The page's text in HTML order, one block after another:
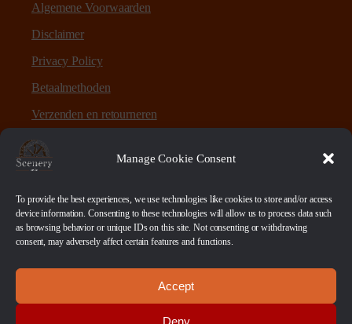
Manage Cookie Consent
To provide the best experiences, we use technologies like cookies to store and/or access
device information. Consenting to these technologies will allow us to process data such
as browsing behavior or unique IDs on this site. Not consenting or withdrawing
consent, may adversely affect certain features and functions.
Accept
Deny
Algemene Voorwaarden
Disclaimer
Privacy Policy
Betaalmethoden
Verzenden en retourneren
Sitemap
Over Scenery en Zo
Scenery en Zo is een webshop voor table-top games en
scenery. Maar ook ruwe materialen, bases en sokkels.
Betaalmethoden